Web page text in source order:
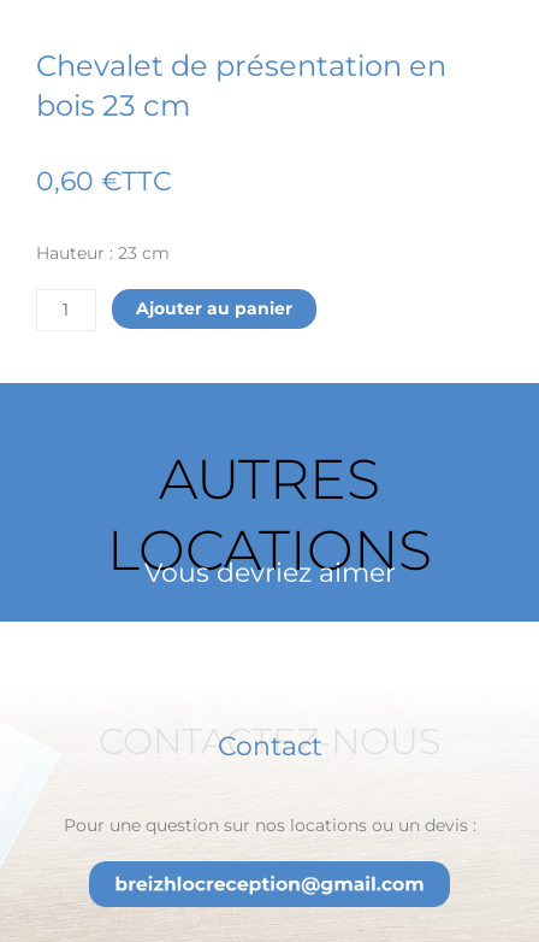
Chevalet de présentation en
bois 23 cm
0,60 €TTC
Hauteur : 23 cm
quantité
Ajouter au panier
AUTRES
LOCATIONS
Vous devriez aimer
CONTACTEZ-NOUS
Contact
Pour une question sur nos locations ou un devis :